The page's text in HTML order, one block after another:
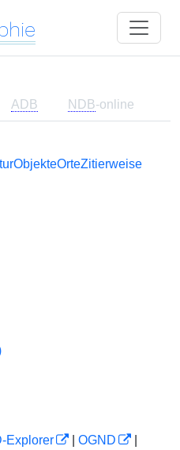
ADB NDB-online
ObjekteOrteZitierweise
Explorer OGND